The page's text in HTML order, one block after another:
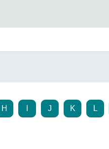
H J K L